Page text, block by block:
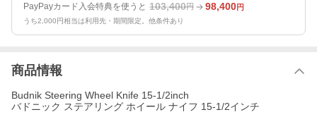
PayPayカード入会特典を使うと 103,400円 98,400円
うち2,000円相当は利用先・期間限定。他条件あり
商品情報
Budnik Steering Wheel Knife 15-1/2inch
バドニック ステアリング ホイール ナイフ 15-1/2インチ